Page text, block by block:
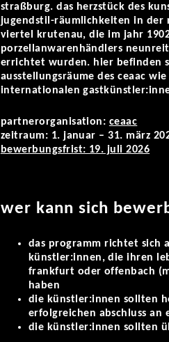
straßburg. das herzstück des
jugendstil-räumlichkeiten in der
viertel krutenau, die im jahr
porzellanwarenhändlers
errichtet wurden. hier befinden
ausstellungsräume des ceaac
internationalen
partnerorganisation: ceaac
zeitraum: 1. januar – 31. märz
bewerbungsfrist: 19. juli 2026
wer kann sich
das programm richtet sich
künstler:innen, die ihren
frankfurt oder offenbach
haben
die künstler:innen sollten
erfolgreichen abschluss an
die künstler:innen sollten